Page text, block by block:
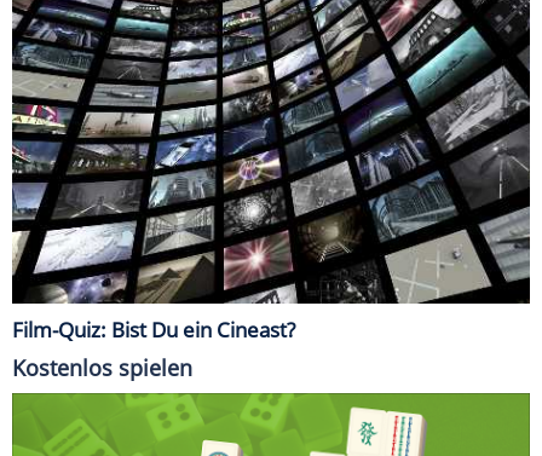
Film-Quiz: Bist Du ein Cineast?
Kostenlos spielen